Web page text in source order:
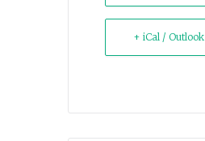
+ iCal /